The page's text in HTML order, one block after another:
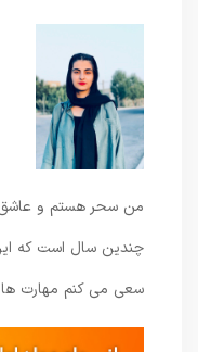
من سحر هستم و عاشق
چندین سال است که این
سعی می کنم مهارت هایم را